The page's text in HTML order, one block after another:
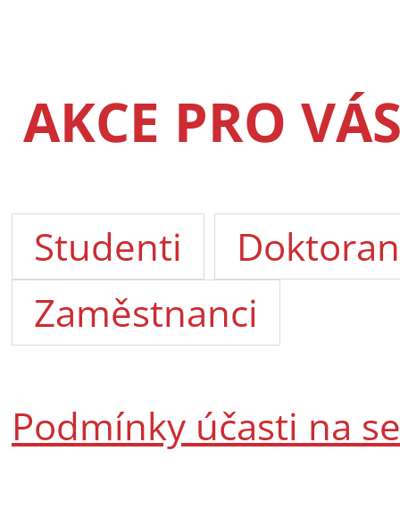
AKCE PRO
Studenti
Zaměstnanci
Podmínky účasti na